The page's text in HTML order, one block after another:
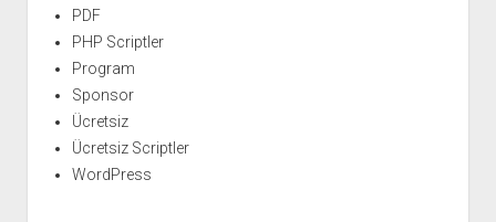
PDF
PHP Scriptler
Program
Sponsor
Ücretsiz
Ücretsiz Scriptler
WordPress